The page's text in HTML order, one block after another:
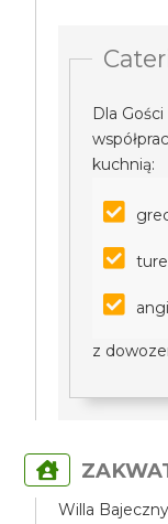
Dla
kuchnią:
z
Willa